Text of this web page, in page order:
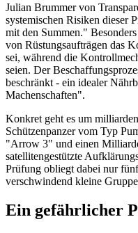
Julian Brummer von
systemischen Risiken dieser
mit den Summen."
von Rüstungsaufträgen das
sei, während die
seien. Der
beschränkt - ein idealer
Machenschaften".
Konkret geht es um
Schützenpanzer vom Typ
"Arrow 3" und einen
satellitengestützte
Prüfung obliegt dabei nur
verschwindend kleine
Ein gefährlicher